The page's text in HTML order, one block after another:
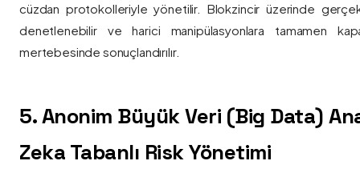
cüzdan protokolleriyle yönetilir. Blokzincir üzerinde
denetlenebilir ve harici manipülasyonlara tamamen
mertebesinde sonuçlandırılır.
5. Anonim Büyük Veri (Big Data)
Zeka Tabanlı Risk Yönetimi